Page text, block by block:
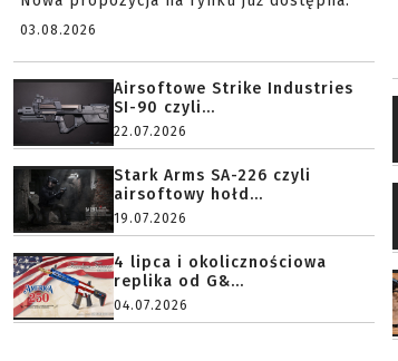
03.08.2026
Airsoftowe Strike Industries
SI-90 czyli...
22.07.2026
Stark Arms SA-226 czyli
airsoftowy hołd...
19.07.2026
4 lipca i okolicznościowa
replika od G&...
04.07.2026